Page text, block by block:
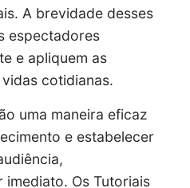
A brevidade desses
espectadores
e apliquem as
cotidianas.
uma maneira eficaz
e estabelecer
Os Tutoriais